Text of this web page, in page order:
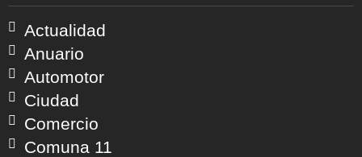
Actualidad
Anuario
Automotor
Ciudad
Comercio
Comuna 11